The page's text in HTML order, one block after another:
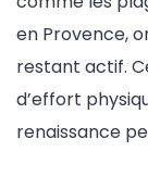
en Provence,
restant actif.
d’effort
renaissance